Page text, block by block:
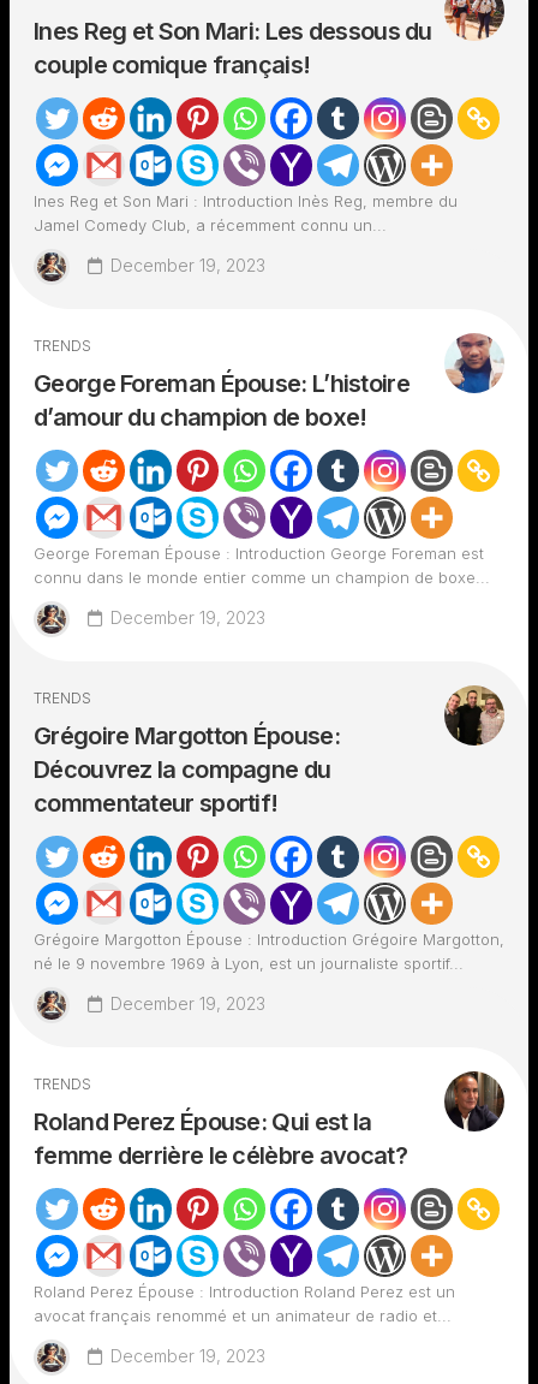
Ines Reg et Son Mari: Les dessous du
couple comique français!
Ines Reg et Son Mari : Introduction Inès Reg, membre du
Jamel Comedy Club, a récemment connu un...
December 19, 2023
TRENDS
George Foreman Épouse: L’histoire
d’amour du champion de boxe!
George Foreman Épouse : Introduction George Foreman est
connu dans le monde entier comme un champion de boxe...
December 19, 2023
TRENDS
Grégoire Margotton Épouse:
Découvrez la compagne du
commentateur sportif!
Grégoire Margotton Épouse : Introduction Grégoire Margotton,
né le 9 novembre 1969 à Lyon, est un journaliste sportif...
December 19, 2023
TRENDS
Roland Perez Épouse: Qui est la
femme derrière le célèbre avocat?
Roland Perez Épouse : Introduction Roland Perez est un
avocat français renommé et un animateur de radio et...
December 19, 2023